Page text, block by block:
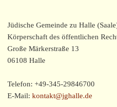
Jüdische Gemeinde zu Halle
Körperschaft des öffentlichen
Große Märkerstraße 13
06108 Halle
Telefon: +49-345-29846700
E-Mail: kontakt@jghalle.de